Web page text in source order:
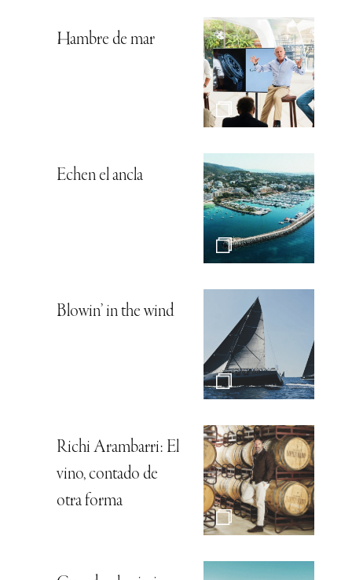
Hambre de mar
Echen el ancla
Blowin’ in the wind
Richi Arambarri: El
vino, contado de
otra forma